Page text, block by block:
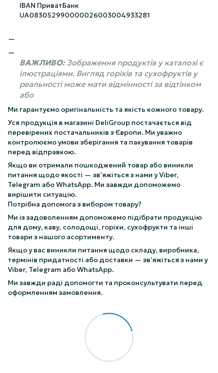
IBAN ПриватБанк
UA083052990000026003004933281
ВАЖЛИВО:Зображення продуктів у каталозі є
ілюстраціями. Вигляд горіхів та сухофруктів у
реальності може мати відмінності за відтінком
або
Ми гарантуємо оригінальність та якість кожного товару.
Уся продукція в магазині DeliGroup постачається від
перевірених постачальників з Європи. Ми уважно
контролюємо умови зберігання та пакування товарів
перед відправкою.
Якщо ви отримали пошкоджений товар або виникли
питання щодо якості — зв’яжіться з нами у Viber,
Telegram або WhatsApp. Ми завжди допоможемо
вирішити ситуацію.
Потрібна допомога з вибором товару?
Ми із задоволенням допоможемо підібрати продукцію
для дому, каву, солодощі, горіхи, сухофрукти та інші
товари з нашого асортименту.
Якщо у вас виникли питання щодо складу, виробника,
термінів придатності або доставки — зв’яжіться з нами у
Viber, Telegram або WhatsApp.
Ми завжди раді допомогти та проконсультувати перед
оформленням замовлення.